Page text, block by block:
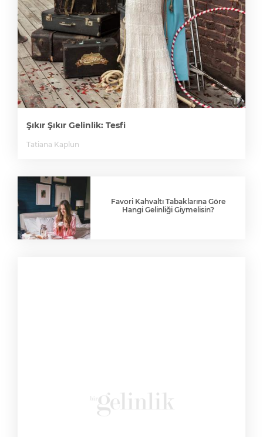
Şıkır Şıkır Gelinlik: Tesfi
Tatiana Kaplun
Favori Kahvaltı Tabaklarına Göre
Hangi Gelinliği Giymelisin?